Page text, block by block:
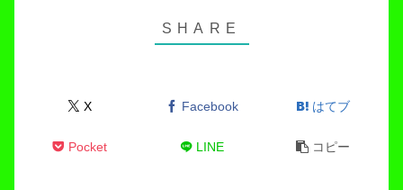
X Facebook はてブ
Pocket LINE コピー